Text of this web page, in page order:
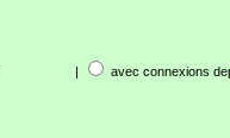
| avec connexions